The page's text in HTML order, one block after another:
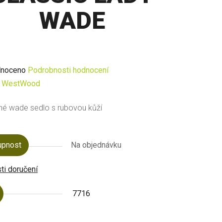
WADE
Podrobnosti hodnocení
WestWood
wade sedlo s rubovou kůží
Na objednávku
doručení
7716